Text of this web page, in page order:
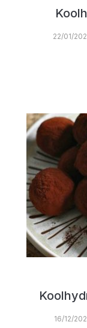
22/01/
16/12/